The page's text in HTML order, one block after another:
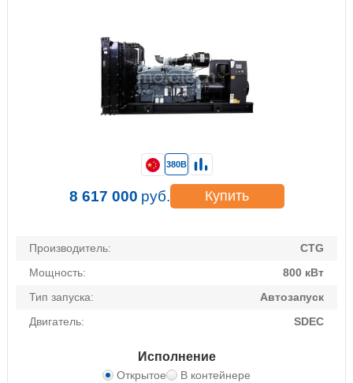
Производитель:
CTG
Мощность:
800 кВт
Тип запуска:
Автозапуск
Двигатель:
SDEC
Исполнение
Открытое В контейнере
380В
8 617 000 руб. Купить